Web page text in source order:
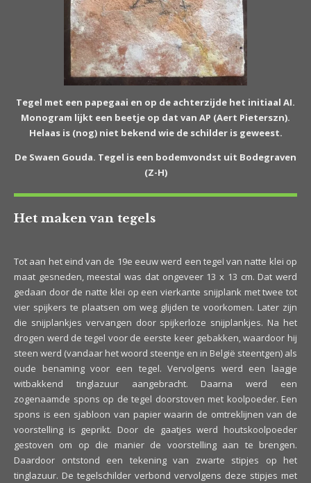
Tegel met een papegaai en op de achterzijde het initiaal AI.
Monogram lijkt een beetje op dat van AP (Aert Pieterszn).
Helaas is (nog) niet bekend wie de schilder is geweest.
De Swaen Gouda. Tegel is een bodemvondst uit Bodegraven
(Z-H)
Het maken van tegels
Tot aan het eind van de 19e eeuw werd een tegel van natte klei op
maat gesneden, meestal was dat ongeveer 13 x 13 cm. Dat werd
gedaan door de natte klei op een vierkante snijplank met twee tot
vier spijkers te plaatsen om weg glijden te voorkomen. Later zijn
die snijplankjes vervangen door spijkerloze snijplankjes. Na het
drogen werd de tegel voor de eerste keer gebakken, waardoor hij
steen werd (vandaar het woord steentje en in België steentgen) als
oude benaming voor een tegel. Vervolgens werd een laagje
witbakkend tinglazuur aangebracht. Daarna werd een
zogenaamde spons op de tegel doorstoven met koolpoeder. Een
spons is een sjabloon van papier waarin de omtreklijnen van de
voorstelling is geprikt. Door de gaatjes werd houtskoolpoeder
gestoven om op die manier de voorstelling aan te brengen.
Daardoor ontstond een tekening van zwarte stipjes op het
tinglazuur. De tegelschilder verbond vervolgens deze stipjes met